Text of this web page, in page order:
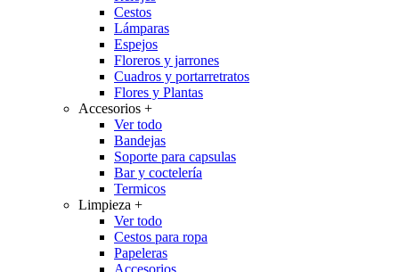
Cestos
Lámparas
Espejos
Floreros y jarrones
Cuadros y portarretratos
Flores y Plantas
Accesorios +
Ver todo
Bandejas
Soporte para capsulas
Bar y coctelería
Termicos
Limpieza +
Ver todo
Cestos para ropa
Papeleras
Accesorios